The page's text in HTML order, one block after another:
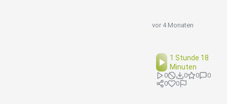
vor 4 Monaten
1 Stunde 18
Minuten
0 0 0
0
0
0